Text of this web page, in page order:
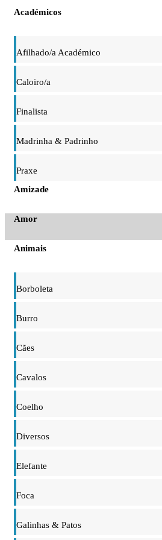
Académicos
Afilhado/a Académico
Caloiro/a
Finalista
Madrinha & Padrinho
Praxe
Amizade
Amor
Animais
Borboleta
Burro
Cães
Cavalos
Coelho
Diversos
Elefante
Foca
Galinhas & Patos